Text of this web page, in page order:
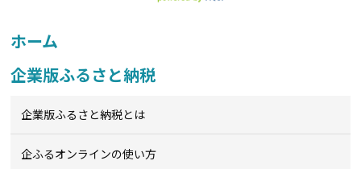
ホーム
企業版ふるさと納税
企業版ふるさと納税とは
企ふるオンラインの使い方